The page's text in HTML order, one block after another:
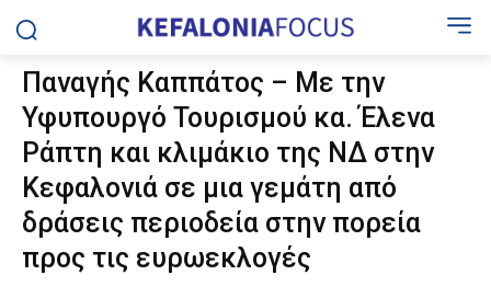
Παναγής Καππάτος – Με την
Υφυπουργό Τουρισμού κα. Έλενα
Ράπτη και κλιμάκιο της ΝΔ στην
Κεφαλονιά σε μια γεμάτη από
δράσεις περιοδεία στην πορεία
προς τις ευρωεκλογές